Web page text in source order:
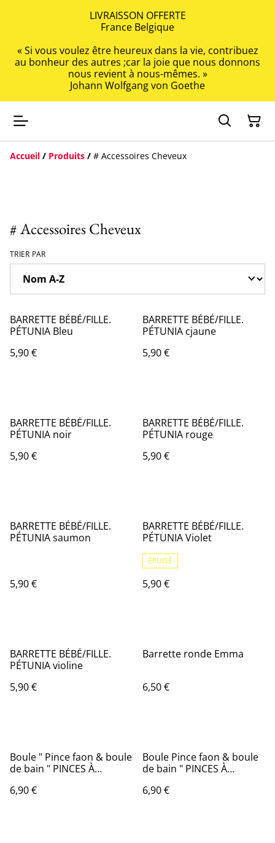
LIVRAISSON OFFERTE
France Belgique
« Si vous voulez être heureux dans la vie, contribuez
au bonheur des autres ;car la joie que nous donnons
nous revient à nous-mêmes. »
Johann Wolfgang von Goethe
Accueil / Produits / # Accessoires Cheveux
# Accessoires Cheveux
TRIER PAR
BARRETTE BÉBÉ/FILLE.
PÉTUNIA Bleu
5,90 €
BARRETTE BÉBÉ/FILLE.
PÉTUNIA cjaune
5,90 €
BARRETTE BÉBÉ/FILLE.
PÉTUNIA noir
5,90 €
BARRETTE BÉBÉ/FILLE.
PÉTUNIA rouge
5,90 €
BARRETTE BÉBÉ/FILLE.
PÉTUNIA saumon
5,90 €
BARRETTE BÉBÉ/FILLE.
PÉTUNIA Violet
ÉPUISÉ
5,90 €
BARRETTE BÉBÉ/FILLE.
PÉTUNIA violine
5,90 €
Barrette ronde Emma
6,50 €
Boule " Pince faon & boule
de bain " PINCES À
6,90 €
Boule Pince faon & boule
de bain " PINCES À
6,90 €